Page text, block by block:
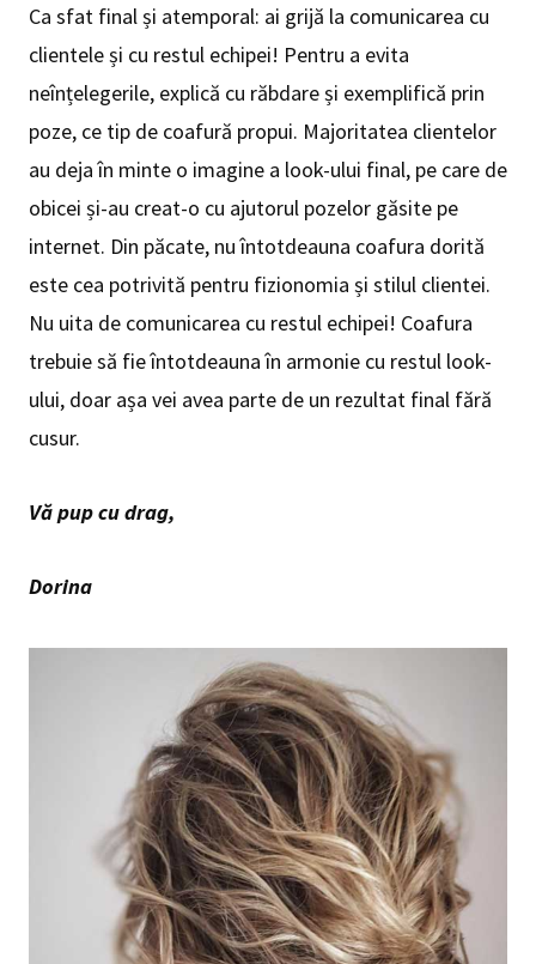
Ca sfat final și atemporal: ai grijă la comunicarea cu
clientele și cu restul echipei! Pentru a evita
neînțelegerile, explică cu răbdare și exemplifică prin
poze, ce tip de coafură propui. Majoritatea clientelor
au deja în minte o imagine a look-ului final, pe care de
obicei și-au creat-o cu ajutorul pozelor găsite pe
internet. Din păcate, nu întotdeauna coafura dorită
este cea potrivită pentru fizionomia și stilul clientei.
Nu uita de comunicarea cu restul echipei! Coafura
trebuie să fie întotdeauna în armonie cu restul look-
ului, doar așa vei avea parte de un rezultat final fără
cusur.
Vă pup cu drag,
Dorina